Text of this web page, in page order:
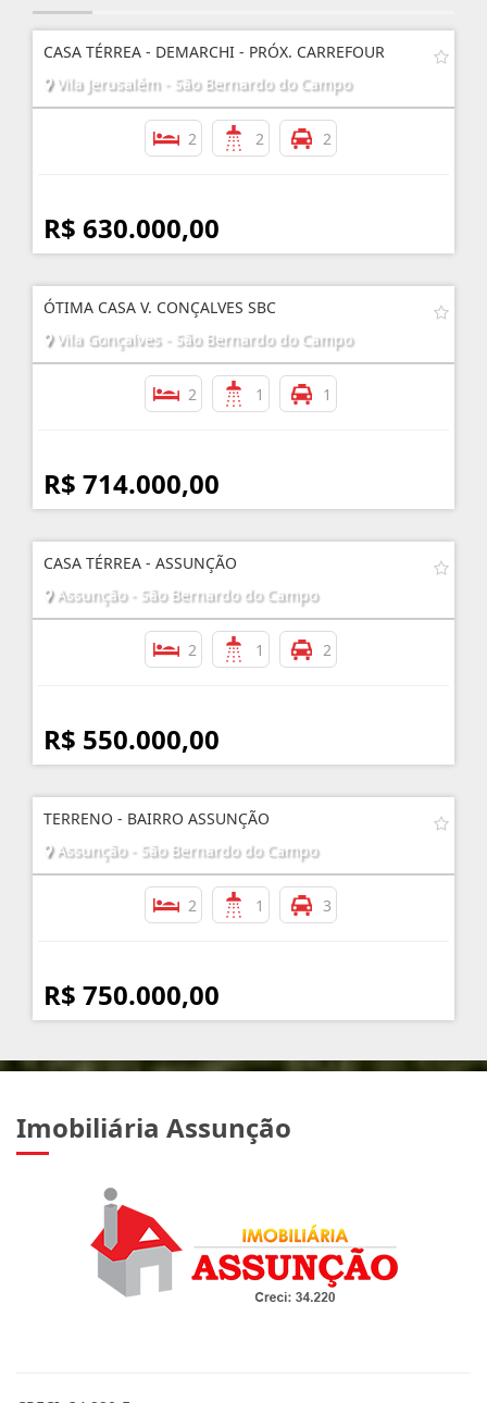
CASA TÉRREA - DEMARCHI - PRÓX. CARREFOUR
Vila Jerusalém - São Bernardo do Campo
2 2 2
R$ 630.000,00
ÓTIMA CASA V. CONÇALVES SBC
Vila Gonçalves - São Bernardo do Campo
2 1 1
R$ 714.000,00
CASA TÉRREA - ASSUNÇÃO
Assunção - São Bernardo do Campo
2 1 2
R$ 550.000,00
TERRENO - BAIRRO ASSUNÇÃO
Assunção - São Bernardo do Campo
2 1 3
R$ 750.000,00
Imobiliária Assunção